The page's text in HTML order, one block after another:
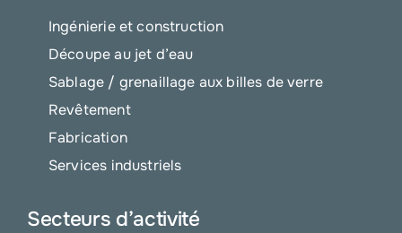
Ingénierie et construction
Découpe au jet d’eau
Sablage / grenaillage aux billes de verre
Revêtement
Fabrication
Services industriels
Secteurs d’activité